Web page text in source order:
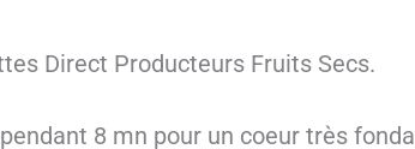
Direct Producteurs Fruits Secs.
8 mn pour un coeur très